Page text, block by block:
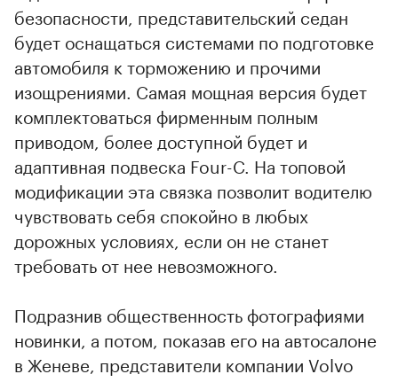
безопасности, представительский седан
будет оснащаться системами по подготовке
автомобиля к торможению и прочими
изощрениями. Самая мощная версия будет
комплектоваться фирменным полным
приводом, более доступной будет и
адаптивная подвеска Four-C. На топовой
модификации эта связка позволит водителю
чувствовать себя спокойно в любых
дорожных условиях, если он не станет
требовать от нее невозможного.
Подразнив общественность фотографиями
новинки, а потом, показав его на автосалоне
в Женеве, представители компании Volvo